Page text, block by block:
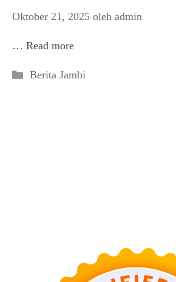
Oktober 21, 2025 oleh admin
… Read more
Kategori
Berita Jambi